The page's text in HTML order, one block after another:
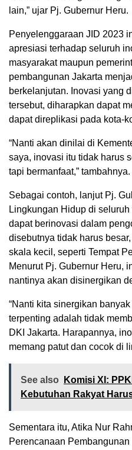
lain,” ujar Pj. Gubernur Heru.
Penyelenggaraan JID 2023
apresiasi terhadap seluruh
masyarakat maupun
pembangunan Jakarta
berkelanjutan. Inovasi yang
tersebut, diharapkan dapat
dapat direplikasi pada kota-
“Nanti akan dinilai di
saya, inovasi itu tidak harus
tapi bermanfaat,” tambahnya.
Sebagai contoh, lanjut Pj.
Lingkungan Hidup di
dapat berinovasi dalam
disebutnya tidak harus
skala kecil, seperti Tempat
Menurut Pj. Gubernur Heru,
nantinya akan disinergikan
“Nanti kita sinergikan
terpenting adalah tidak
DKI Jakarta. Harapannya,
memang patut dan cocok di
See also
Komisi XI:
Kebutuhan Rakyat
Sementara itu, Atika Nur
Perencanaan